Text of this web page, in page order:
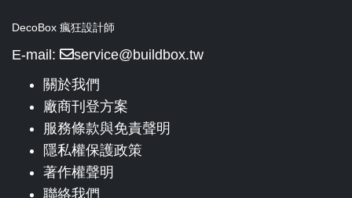
DecoBox 瘋狂設計師
E-mail:
service@buildbox.tw
關於我們
廠商刊登方案
服務條款與免責聲明
隱私權保護政策
著作權聲明
聯絡我們